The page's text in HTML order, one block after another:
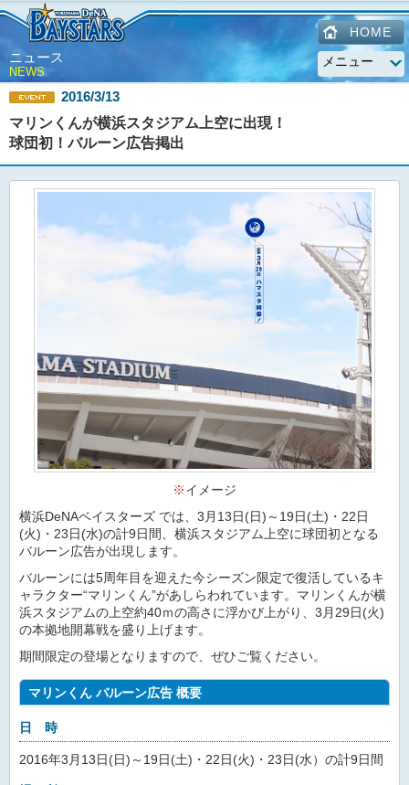
HOME
ニュース
NEWS
2016/3/13
マリンくんが横浜スタジアム上空に出現！
球団初！バルーン広告掲出
※イメージ
横浜DeNAベイスターズ では、3月13日(日)～19日(土)・22日
(火)・23日(水)の計9日間、横浜スタジアム上空に球団初となる
バルーン広告が出現します。
バルーンには5周年目を迎えた今シーズン限定で復活しているキ
ャラクター“マリンくん”があしらわれています。マリンくんが横
浜スタジアムの上空約40ｍの高さに浮かび上がり、3月29日(火)
の本拠地開幕戦を盛り上げます。
期間限定の登場となりますので、ぜひご覧ください。
マリンくん バルーン広告 概要
日 時
2016年3月13日(日)～19日(土)・22日(火)・23日(水）の計9日間